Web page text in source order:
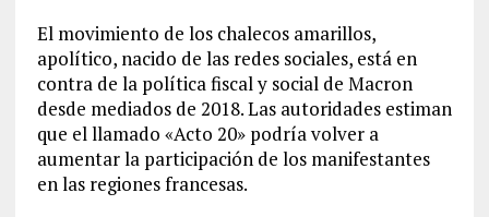
El movimiento de los chalecos amarillos,
apolítico, nacido de las redes sociales, está en
contra de la política fiscal y social de Macron
desde mediados de 2018. Las autoridades estiman
que el llamado «Acto 20» podría volver a
aumentar la participación de los manifestantes
en las regiones francesas.